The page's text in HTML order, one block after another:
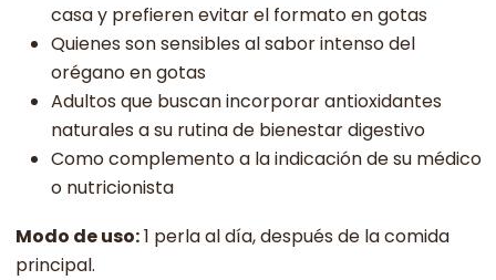
casa y prefieren evitar el formato en gotas
Quienes son sensibles al sabor intenso del
orégano en gotas
Adultos que buscan incorporar antioxidantes
naturales a su rutina de bienestar digestivo
Como complemento a la indicación de su médico
o nutricionista
Modo de uso:1 perla al día, después de la comida
principal.